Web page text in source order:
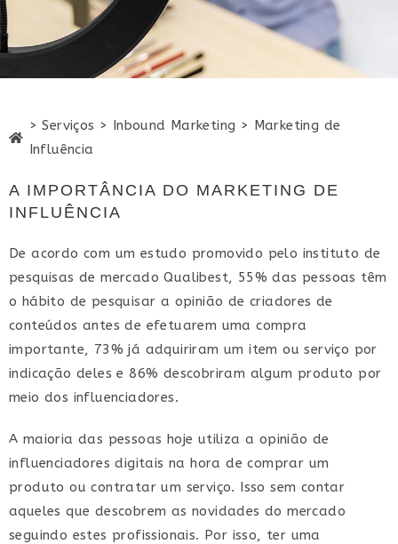
> Serviços > Inbound Marketing > Marketing de
Influência
A IMPORTÂNCIA DO MARKETING DE
INFLUÊNCIA
De acordo com um estudo promovido pelo instituto de
pesquisas de mercado Qualibest, 55% das pessoas têm
o hábito de pesquisar a opinião de criadores de
conteúdos antes de efetuarem uma compra
importante, 73% já adquiriram um item ou serviço por
indicação deles e 86% descobriram algum produto por
meio dos influenciadores.
A maioria das pessoas hoje utiliza a opinião de
influenciadores digitais na hora de comprar um
produto ou contratar um serviço. Isso sem contar
aqueles que descobrem as novidades do mercado
seguindo estes profissionais. Por isso, ter uma